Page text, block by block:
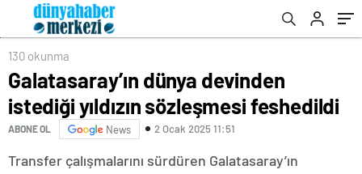
130 okunma
Galatasaray’ın dünya devinden
istediği yıldızın sözleşmesi feshedildi
ABONE OL News 2 Ocak 2025 11:51
Transfer çalışmalarını sürdüren Galatasaray’ın